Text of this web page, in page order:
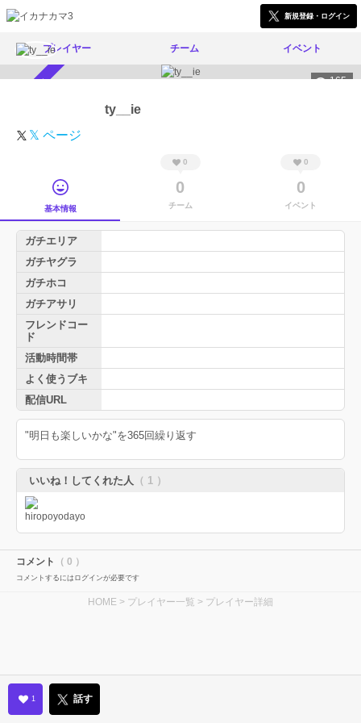
新規登録・ログイン
プレイヤー チーム イベント
165
ty__ie
𝕏 ページ
基本情報
0
0
チーム
0
0
イベント
ガチエリア
ガチヤグラ
ガチホコ
ガチアサリ
フレンドコー
ド
活動時間帯
よく使うブキ
配信URL
"明日も楽しいかな"を365回繰り返す
いいね！してくれた人 （ 1 ）
コメント （ 0 ）
コメントするにはログインが必要です
HOME > プレイヤー一覧 > プレイヤー詳細
1 話す